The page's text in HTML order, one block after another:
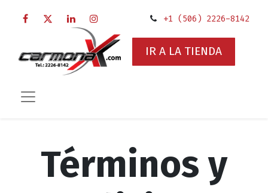
+1 (506) 2226-8142
IR A LA TIENDA
Términos y